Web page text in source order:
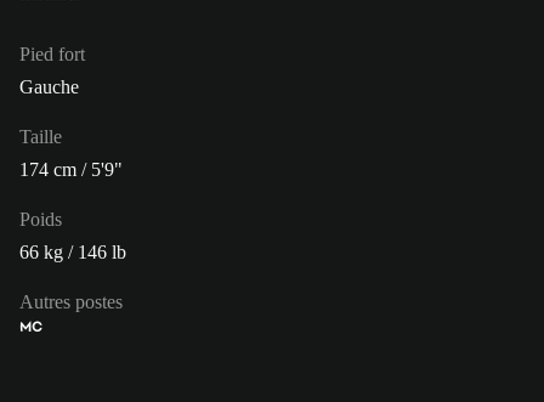
Pied fort
Gauche
Taille
174 cm / 5'9"
Poids
66 kg / 146 lb
Autres postes
MC